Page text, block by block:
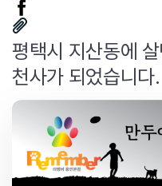
평택시 지산동에
천사가 되었습니다.